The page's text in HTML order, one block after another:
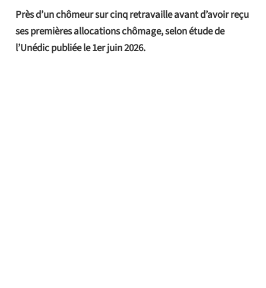
Près d’un chômeur sur cinq retravaille avant d’avoir reçu
ses premières allocations chômage, selon étude de
l’Unédic publiée le 1er juin 2026.